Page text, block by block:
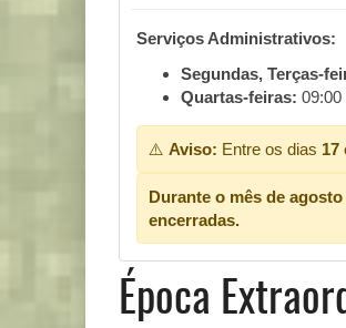
Serviços Administrativos:
Segundas, Terças-
Quartas-feiras: 09:00
⚠️ Aviso: Entre os dias 17
Durante o mês de
encerradas.
Época